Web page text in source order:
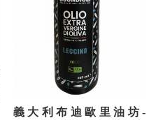
義大利布迪歐里油坊-